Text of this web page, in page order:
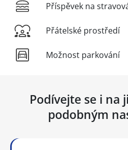
Příspěvek na
Přátelské prostředí
Možnost parkování
Podívejte se i na
podobným